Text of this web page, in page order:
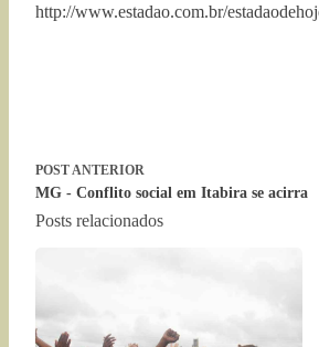
http://www.estadao.com.br/
POSTANTERIOR
MG - Conflito social em Itabira se acirra
Posts relacionados